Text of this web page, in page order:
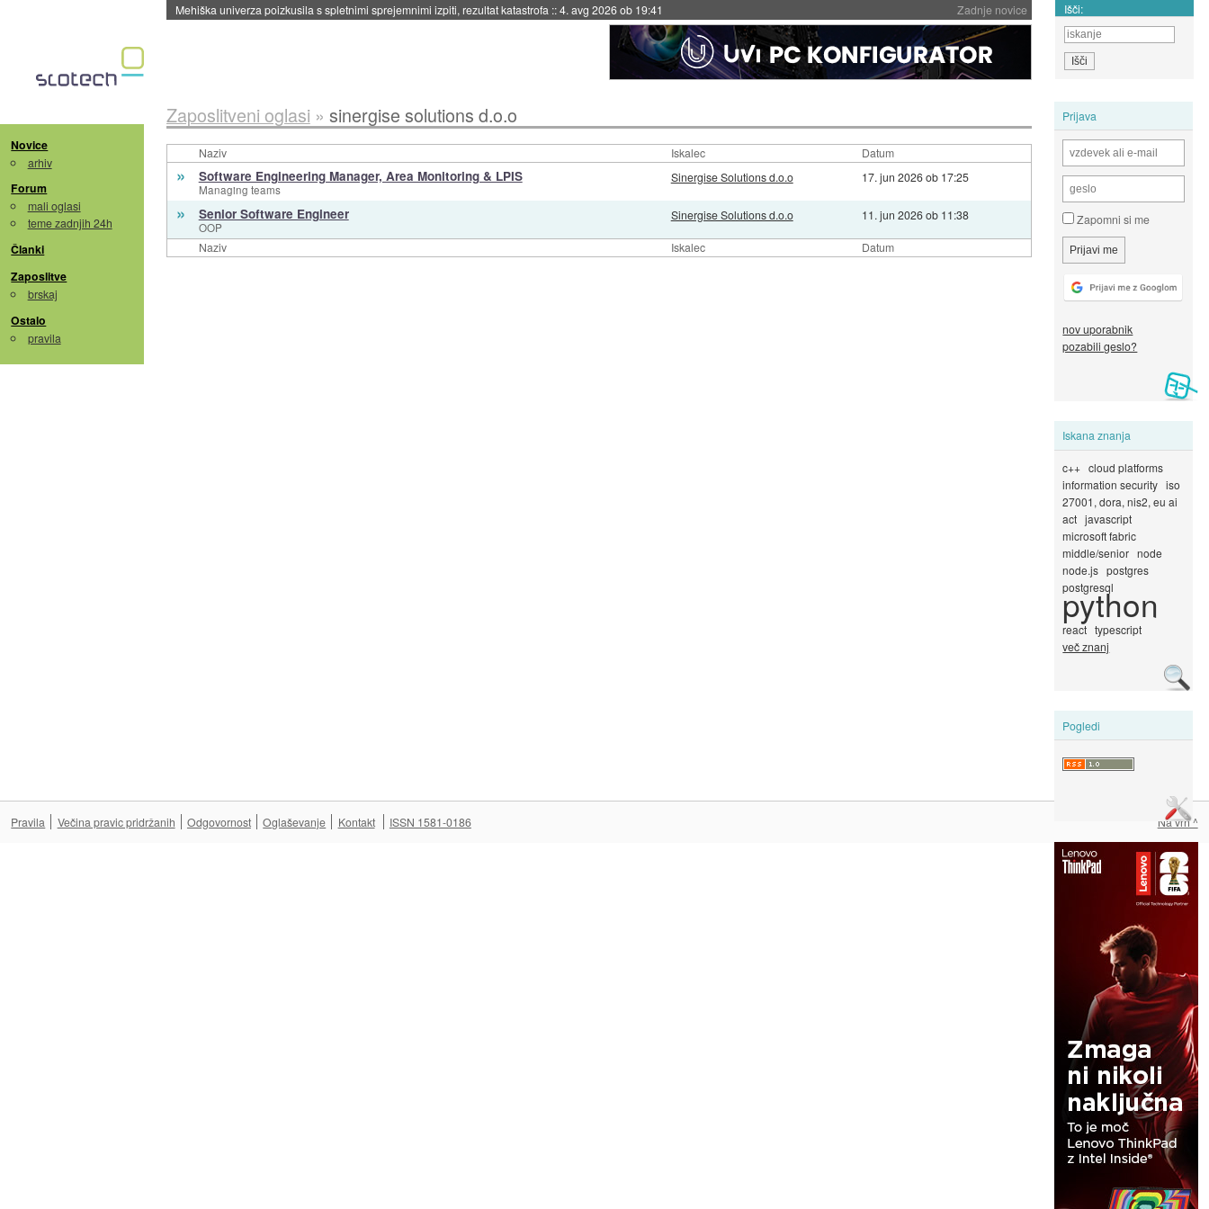
Zadnje novice
Mehiška univerza poizkusila s spletnimi sprejemnimi izpiti, rezultat katastrofa ::4. avg 2026 ob 19:41 Išči:
Novice
arhiv
Forum
mali oglasi
teme zadnjih 24h
Članki
Zaposlitve
brskaj
Ostalo
pravila
Prijava
Zapomni si me
nov uporabnik
pozabili geslo?
Iskana znanja
c++ cloud platforms
information security iso
27001, dora, nis2, eu ai
act javascript
microsoft fabric
middle/senior node
node.js postgres
postgresql
python
react typescript
več znanj
Pogledi
Zaposlitveni oglasi » sinergise solutions d.o.o
Naziv Iskalec Datum
Naziv Iskalec Datum
» Software Engineering Manager, Area Monitoring & LPIS
Managing teams
Sinergise Solutions d.o.o 17. jun 2026 ob 17:25
» Senior Software Engineer
OOP
Sinergise Solutions d.o.o 11. jun 2026 ob 11:38
Na vrh ^
Pravila Večina pravic pridržanih Odgovornost Oglaševanje Kontakt ISSN 1581-0186